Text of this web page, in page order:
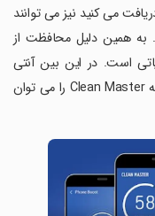
می کنید نیز می توانند
به همین دلیل محافظت از
است. در این بین آنتی
ویروس های اندرویدی زیادی ساخته شده اند که Clean Master را می توان